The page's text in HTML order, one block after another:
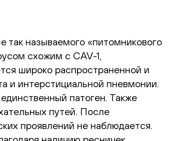
так называемого «питомникового
схожим с CAV-1,
широко распространенной и
и интерстициальной пневмонии.
патоген. Также
путей. После
проявлений не наблюдается.